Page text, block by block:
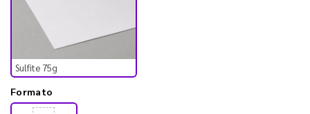
Sulfite 75g
Formato